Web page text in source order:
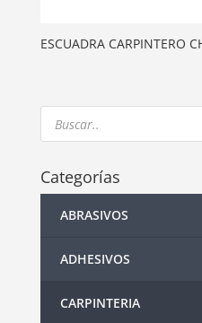
ESCUADRA CARPINTERO
Products
search
Categorías
ABRASIVOS
ADHESIVOS
CARPINTERIA